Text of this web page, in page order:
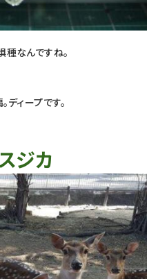
なんですね。
ィープです。
ジカ